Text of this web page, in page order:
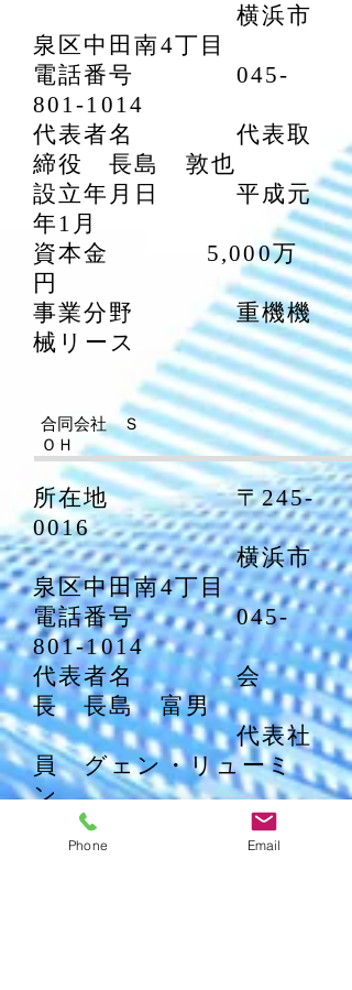
横浜市
泉区中田南4丁目
電話番号
045-
801-1014
代表者名 代表取
締役 長島 敦也
設立年月日 平成元
年1月
資本金 5,000万
円
事業分野 重機機
械リース
​合同会社 Ｓ
ＯＨ
所在地 〒245-
0016
横浜市
泉区中田南4丁目
電話番号045-
801-1014
代表者名 会
長 長島 富男
代表社
員 グェン・リューミ
ン
設立年月日 平成元
年1月
Phone Email